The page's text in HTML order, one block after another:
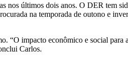
nos últimos dois anos. O DER tem
na temporada de outono e
impacto econômico e social para
Carlos.